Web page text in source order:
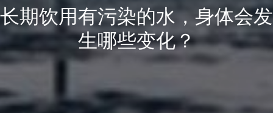
长期饮用有污染的水，身体会发
生哪些变化？